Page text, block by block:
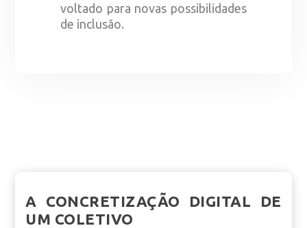
voltado para novas possibilidades
de inclusão.
A CONCRETIZAÇÃO DIGITAL DE
UM COLETIVO